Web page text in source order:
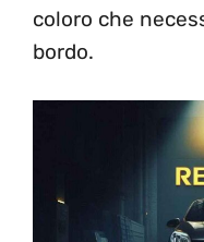
coloro che
bordo.